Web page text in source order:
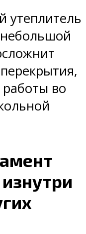
утеплитель
во